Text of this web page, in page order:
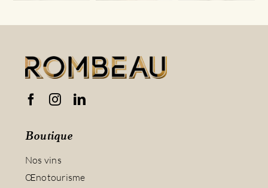
Boutique
Nos vins
Œnotourisme